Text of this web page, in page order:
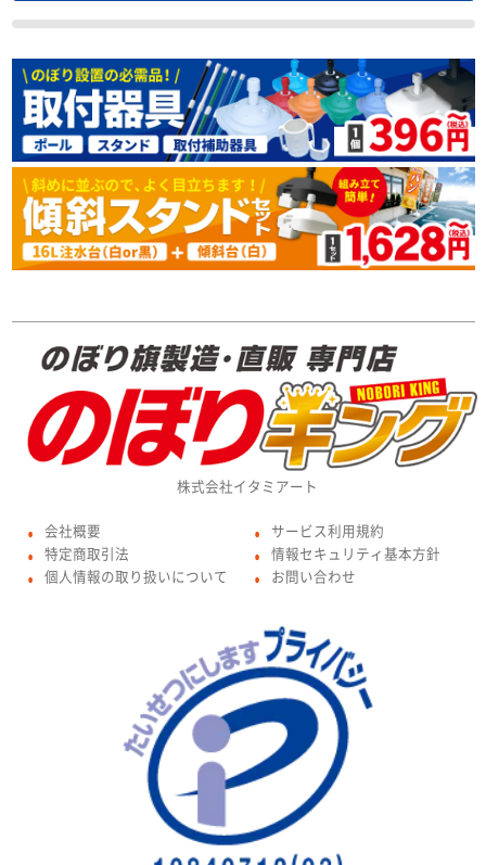
株式会社イタミアート
● 会社概要
● 特定商取引法
● 個人情報の取り扱いについて
● サービス利用規約
● 情報セキュリティ基本方針
● お問い合わせ